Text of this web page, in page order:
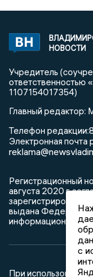
НОВОСТИ
Учредитель
1107154017354)
Главный редактор:
Телефон редакции:
Электронная почта
Регистрационный
августа 2020 г.
выдана
информационных
При использовании
с